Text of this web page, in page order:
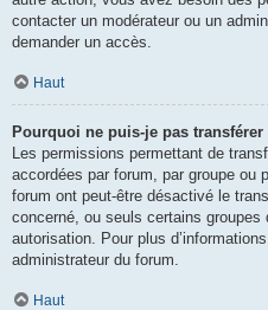
contacter un modérateur ou un
demander un accès.
Haut
Pourquoi ne puis-je pas
Les permissions permettant de
accordées par forum, par groupe ou
forum ont peut-être désactivé le
concerné, ou seuls certains groupes
autorisation. Pour plus
administrateur du forum.
Haut